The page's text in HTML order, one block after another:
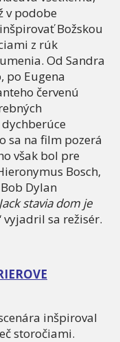
v podobe
Božskou
z rúk
Od Sandra
po Eugena
červenú
sa na film pozerá
však bol pre
Bosch,
Dylan
Jack stavia dom je
vyjadril sa režisér.
inšpiroval
storočiami.